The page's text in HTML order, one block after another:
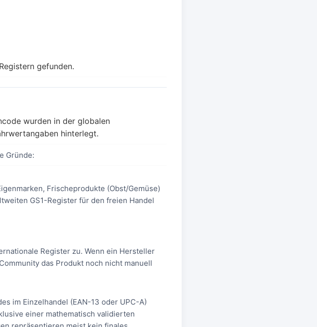
gefunden.
wurden in der globalen
hinterlegt.
Gründe:
Frischeprodukte (Obst/Gemüse)
GS1-Register für den freien Handel
Register zu. Wenn ein Hersteller
das Produkt noch nicht manuell
im Einzelhandel (EAN-13 oder UPC-A)
einer mathematisch validierten